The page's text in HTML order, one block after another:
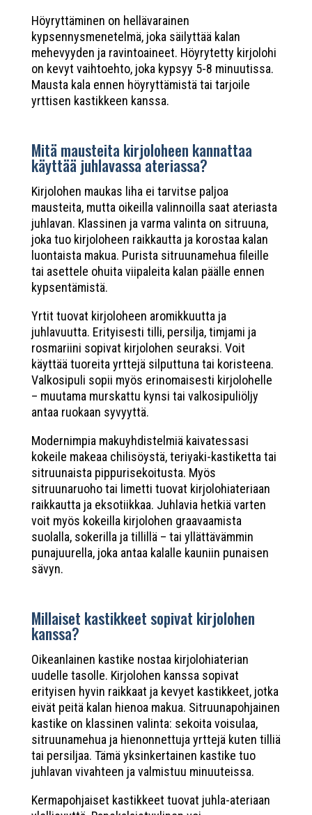
Höyryttäminen on hellävarainen
kypsennysmenetelmä, joka säilyttää kalan
mehevyyden ja ravintoaineet. Höyrytetty kirjolohi
on kevyt vaihtoehto, joka kypsyy 5-8 minuutissa.
Mausta kala ennen höyryttämistä tai tarjoile
yrttisen kastikkeen kanssa.
Mitä mausteita kirjoloheen kannattaa
käyttää juhlavassa ateriassa?
Kirjolohen maukas liha ei tarvitse paljoa
mausteita, mutta oikeilla valinnoilla saat ateriasta
juhlavan. Klassinen ja varma valinta on sitruuna,
joka tuo kirjoloheen raikkautta ja korostaa kalan
luontaista makua. Purista sitruunamehua fileille
tai asettele ohuita viipaleita kalan päälle ennen
kypsentämistä.
Yrtit tuovat kirjoloheen aromikkuutta ja
juhlavuutta. Erityisesti tilli, persilja, timjami ja
rosmariini sopivat kirjolohen seuraksi. Voit
käyttää tuoreita yrttejä silputtuna tai koristeena.
Valkosipuli sopii myös erinomaisesti kirjolohelle
– muutama murskattu kynsi tai valkosipuliöljy
antaa ruokaan syvyyttä.
Modernimpia makuyhdistelmiä kaivatessasi
kokeile makeaa chilisöystä, teriyaki-kastiketta tai
sitruunaista pippurisekoitusta. Myös
sitruunaruoho tai limetti tuovat kirjolohiateriaan
raikkautta ja eksotiikkaa. Juhlavia hetkiä varten
voit myös kokeilla kirjolohen graavaamista
suolalla, sokerilla ja tillillä – tai yllättävämmin
punajuurella, joka antaa kalalle kauniin punaisen
sävyn.
Millaiset kastikkeet sopivat kirjolohen
kanssa?
Oikeanlainen kastike nostaa kirjolohiaterian
uudelle tasolle. Kirjolohen kanssa sopivat
erityisen hyvin raikkaat ja kevyet kastikkeet, jotka
eivät peitä kalan hienoa makua. Sitruunapohjainen
kastike on klassinen valinta: sekoita voisulaa,
sitruunamehua ja hienonnettuja yrttejä kuten tilliä
tai persiljaa. Tämä yksinkertainen kastike tuo
juhlavan vivahteen ja valmistuu minuuteissa.
Kermapohjaiset kastikkeet tuovat juhla-ateriaan